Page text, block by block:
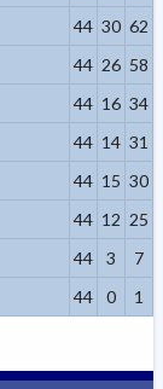
44 30 62
44 26 58
44 16 34
44 14 31
44 15 30
44 12 25
44 3
7
44 0
1